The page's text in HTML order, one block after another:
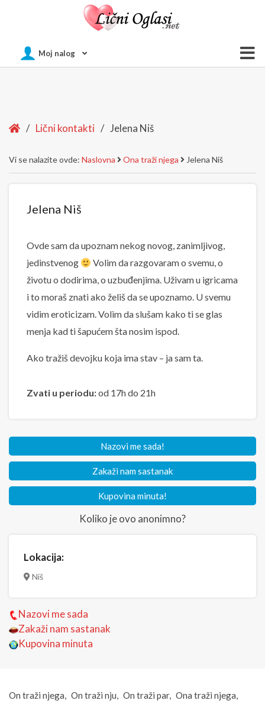
Moj nalog
Home
/ Lični kontakti / Jelena Niš
Vi se nalazite ovde: Naslovna Ona traži njega Jelena Niš
Jelena Niš
Ovde sam da upoznam nekog novog, zanimljivog,
jedinstvenog
Volim da razgovaram o svemu, o
životu o dodirima, o uzbuđenjima. Uživam u igricama
i to moraš znati ako želiš da se upoznamo. U svemu
vidim eroticizam. Volim da slušam kako ti se glas
menja kad ti šapućem šta nosim ispod.
Ako tražiš devojku koja ima stav – ja sam ta.
Zvati u periodu:od 17h do 21h
Nazovi me sada!
Zakaži nam sastanak
Kupovina minuta!
Koliko je ovo anonimno?
Lokacija:
Niš
Nazovi me sada
Zakaži nam sastanak
Kupovina minuta
On traži njega On traži nju On traži par
Ona traži njega